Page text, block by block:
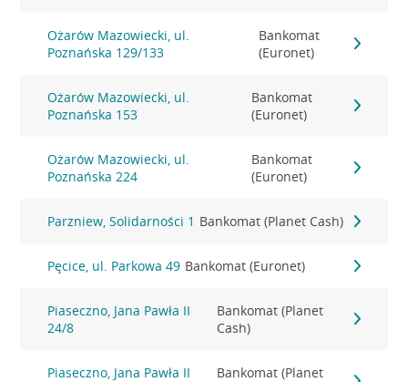
Ożarów Mazowiecki, ul.
Poznańska 129/133
Bankomat
(Euronet)
Ożarów Mazowiecki, ul.
Poznańska 153
Bankomat
(Euronet)
Ożarów Mazowiecki, ul.
Poznańska 224
Bankomat
(Euronet)
Parzniew, Solidarności 1 Bankomat (Planet Cash)
Pęcice, ul. Parkowa 49 Bankomat (Euronet)
Piaseczno, Jana Pawła II
24/8
Bankomat (Planet
Cash)
Piaseczno, Jana Pawła II
Bankomat (Planet